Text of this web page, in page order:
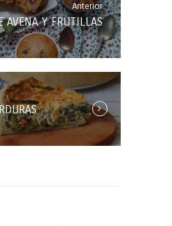
AnteriorAnterior
Entrada:
AVENA Y FRUTILLAS